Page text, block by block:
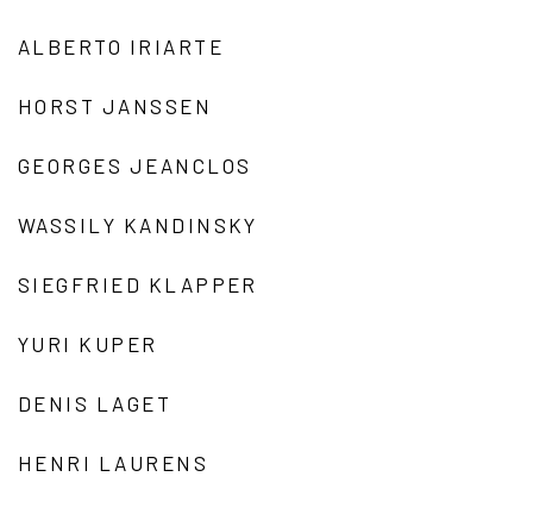
ALBERTO IRIARTE
HORST JANSSEN
GEORGES JEANCLOS
WASSILY KANDINSKY
SIEGFRIED KLAPPER
YURI KUPER
DENIS LAGET
HENRI LAURENS